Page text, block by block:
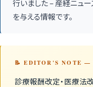
行いました – 産経ニュ
を与える情報です。
📝 EDITOR'S NOTE —
診療報酬改定・医療法